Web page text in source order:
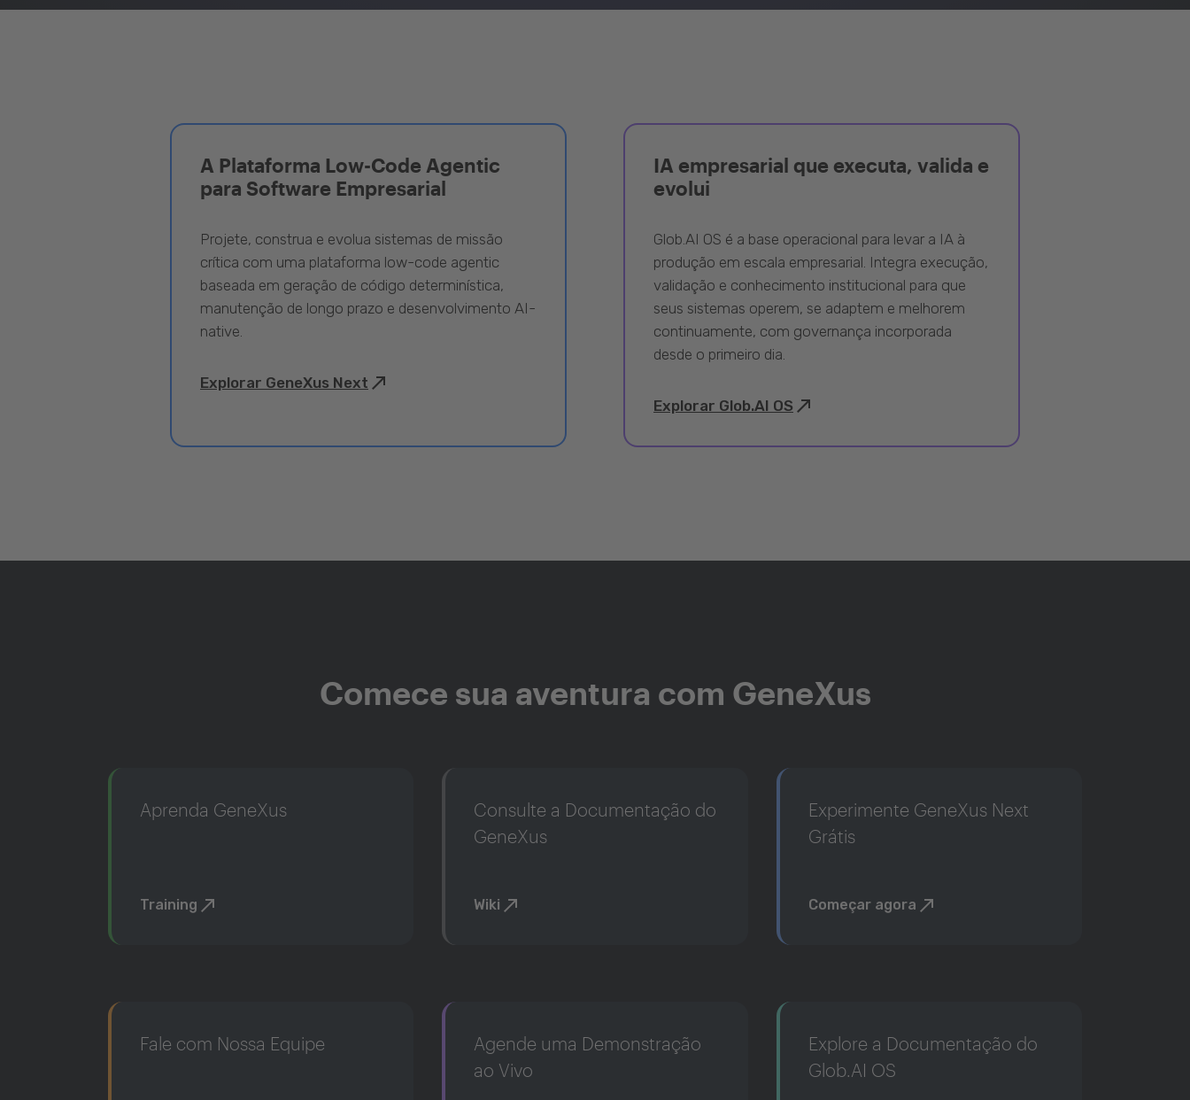
A Plataforma Low-Code Agentic
para Software Empresarial
Projete, construa e evolua sistemas de missão
crítica com uma plataforma low-code agentic
baseada em geração de código determinística,
manutenção de longo prazo e desenvolvimento AI-
native.
Explorar GeneXus Next
IA empresarial que executa, valida e
evolui
Glob.AI OS é a base operacional para levar a IA à
produção em escala empresarial. Integra execução,
validação e conhecimento institucional para que
seus sistemas operem, se adaptem e melhorem
continuamente, com governança incorporada
desde o primeiro dia.
Explorar Glob.AI OS
Comece sua aventura com GeneXus
Aprenda GeneXus
Training
Consulte a Documentação do
GeneXus
Wiki
Experimente GeneXus Next
Grátis
Começar agora
Fale com Nossa Equipe
Agende uma Demonstração
ao Vivo
Explore a Documentação do
Glob.AI OS